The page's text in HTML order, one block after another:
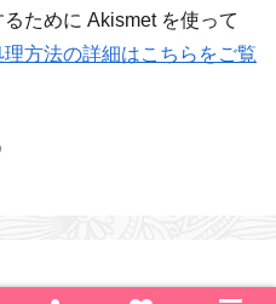
ために Akismet を使って
方法の詳細はこちらをご覧